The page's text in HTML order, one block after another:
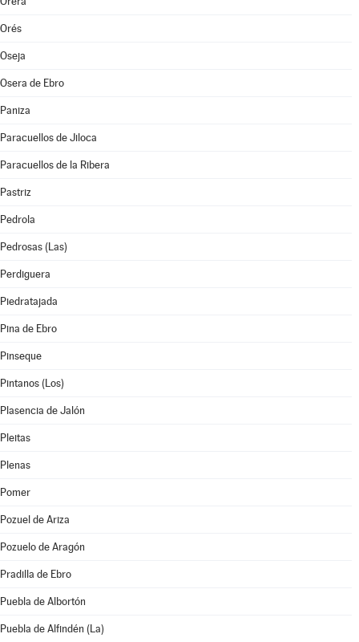
Orés
Oseja
Osera de Ebro
Paniza
Paracuellos de Jiloca
Paracuellos de la Ribera
Pastriz
Pedrola
Pedrosas (Las)
Perdiguera
Piedratajada
Pina de Ebro
Pinseque
Pintanos (Los)
Plasencia de Jalón
Pleitas
Plenas
Pomer
Pozuel de Ariza
Pozuelo de Aragón
Pradilla de Ebro
Puebla de Albortón
Puebla de Alfindén (La)